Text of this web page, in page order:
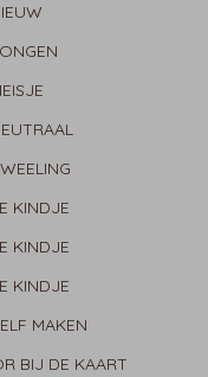
KINDJE
KINDJE
KINDJE
MAKEN
BIJ DE KAART